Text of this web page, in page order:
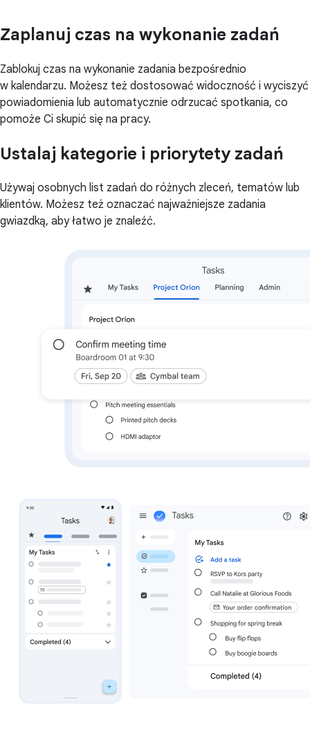
Zaplanuj czas na wykonanie zadań
Zablokuj czas na wykonanie zadania bezpośrednio
w kalendarzu. Możesz też dostosować widoczność i wyciszyć
powiadomienia lub automatycznie odrzucać spotkania, co
pomoże Ci skupić się na pracy.
Ustalaj kategorie i priorytety zadań
Używaj osobnych list zadań do różnych zleceń, tematów lub
klientów. Możesz też oznaczać najważniejsze zadania
gwiazdką, aby łatwo je znaleźć.